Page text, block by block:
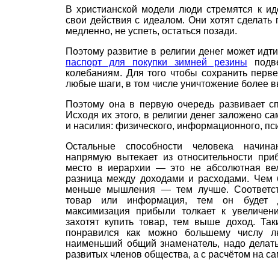
В христианской модели люди стремятся к
свои действия с идеалом. Они хотят
медленно, не успеть, остаться позади.
Поэтому развитие в религии денег может
паспорт для покупки зимней резины
колебаниям. Для того чтобы сохранить
любые шаги, в том числе уничтожение более
Поэтому она в первую очередь развивает
Исходя их этого, в религии денег заложено
и насилия: физического, информационного,
Остальные способности человека
напрямую вытекает из относительности
место в иерархии — это не абсолютная
разница между доходами и расходами. Чем
меньше мышления — тем лучше.
товар или информация, тем он будет
максимизация прибыли толкает к
захотят купить товар, тем выше доход.
понравился как можно большему числу
наименьший общий знаменатель, надо
развитых членов общества, а с расчётом на